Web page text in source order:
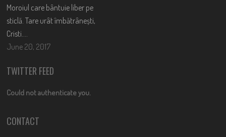
Moroiul care bântuie liber pe
sticlă. Tare urât îmbătrânești,
Cristi….
June 20, 2017
TWITTER FEED
Could not authenticate you.
CONTACT